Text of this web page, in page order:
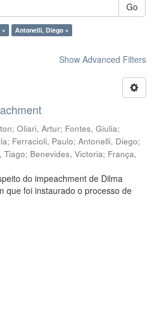
Go
Antonelli, Diego ×
Show Advanced Filters
;Oliari, Artur; Fontes, Giulia;
; Ferracioli, Paulo;Antonelli, Diego;
Tiago; Benevides, Victoria; França,
do impeachment de Dilma
que foi instaurado o processo de